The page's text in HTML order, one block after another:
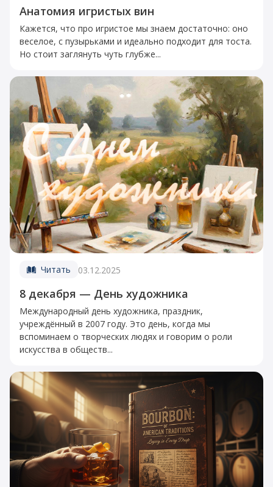
Анатомия игристых вин
Кажется, что про игристое мы знаем достаточно: оно
веселое, с пузырьками и идеально подходит для тоста.
Но стоит заглянуть чуть глубже...
Читать 03.12.2025
8 декабря — День художника
Международный день художника, праздник,
учреждённый в 2007 году. Это день, когда мы
вспоминаем о творческих людях и говорим о роли
искусства в обществ...